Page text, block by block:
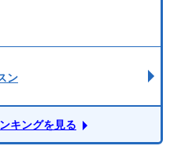
ン
キングを見る